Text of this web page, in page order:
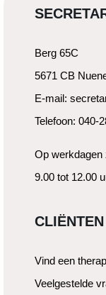
Berg 65C
5671 CB
E-mail:
Telefoon: 040-
Op werkdagen
9.00 tot 12.00
CLIËNTEN
Vind een
Veelgestelde